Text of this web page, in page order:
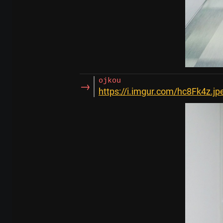
→ ojkou
https://i.imgur.com/